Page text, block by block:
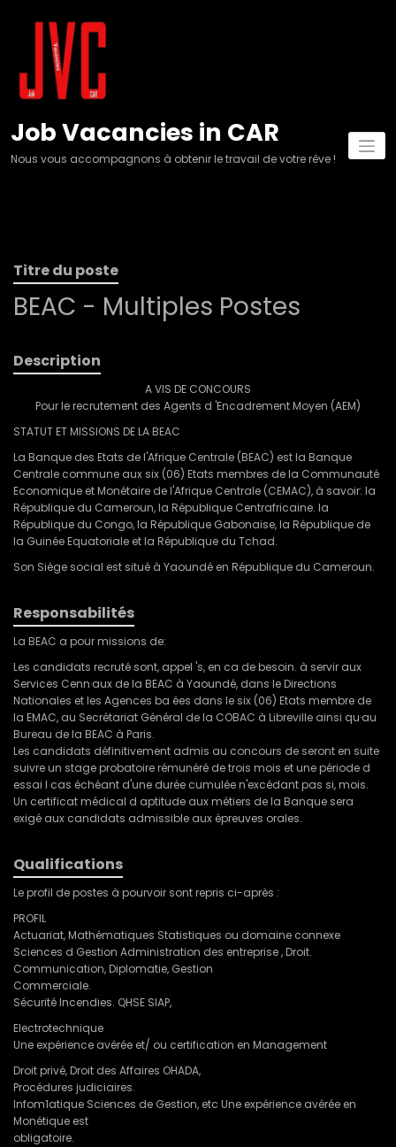
Job Vacancies in CAR
Nous vous accompagnons à obtenir le travail de votre rêve !
Titre du poste
BEAC - Multiples Postes
Description
A VIS DE CONCOURS
Pour le recrutement des Agents d 'Encadrement Moyen (AEM)
STATUT ET MISSIONS DE LA BEAC
La Banque des Etats de l'Afrique Centrale (BEAC) est la Banque
Centrale commune aux six (06) Etats membres de la Communauté
Economique et Monétaire de l'Afrique Centrale (CEMAC), à savoir: la
République du Cameroun, la République Centrafricaine. la
République du Congo, la République Gabonaise, la République de
la Guinée Equatoriale et la République du Tchad.
Son Siège social est situé à Yaoundé en République du Cameroun.
Responsabilités
La BEAC a pour missions de:
Les candidats recruté sont, appel 's, en ca de besoin. à servir aux
Services Cenn·aux de la BEAC à Yaoundé, dans le Directions
Nationales et les Agences ba ées dans le six (06) Etats membre de
la EMAC, au Secrétariat Général de la COBAC à Libreville ainsi qu·au
Bureau de la BEAC à Paris.
Les candidats définitivement admis au concours de seront en suite
suivre un stage probatoire rémunéré de trois mois et une période d
essai l cas échéant d'une durée cumulée n'excédant pas si, mois.
Un certificat médical d aptitude aux métiers de la Banque sera
exigé aux candidats admissible aux épreuves orales.
Qualifications
Le profil de postes à pourvoir sont repris ci-après :
PROFIL
Actuariat, Mathématiques Statistiques ou domaine connexe
Sciences d Gestion Administration des entreprise , Droit.
Communication, Diplomatie, Gestion
Commerciale.
Sécurité Incendies. QHSE SIAP,
Electrotechnique
Une expérience avérée et/ ou certification en Management
Droit privé, Droit des Affaires OHADA,
Procédures judiciaires.
Infom1atique Sciences de Gestion, etc Une expérience avérée en
Monétique est
obligatoire.